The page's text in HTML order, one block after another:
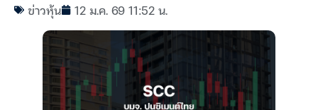
ข่าวหุ้น 12 ม.ค. 69 11:52 น.